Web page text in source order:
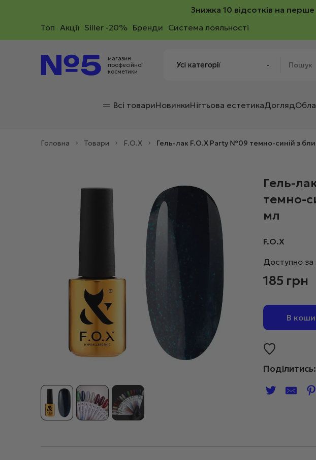
Знижка 10 відсотків на
Toп Акції Siller -20% Бренди Система лояльності
магазин
професійної
косметики
Всі товариНовинкиНігтьова естетикаДогляд
Головна > Товари > F.O.X > Гель-лак F.O.X Party №09 темно-синій з
Гель-
темно-
мл
F.O.X
Доступно
185 грн
В
Поділитись: